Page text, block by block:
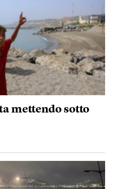
mettendo sotto